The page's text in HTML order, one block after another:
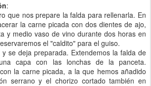
:
que nos prepare la falda para rellenarla. En
la carne picada con dos dientes de ajo,
y medio vaso de vino durante dos horas en
el "caldito" para el guiso.
se deja preparada. Extendemos la falda de
capa con las lonchas de la panceta.
la carne picada, a la que hemos añadido
serrano y el chorizo cortado también en